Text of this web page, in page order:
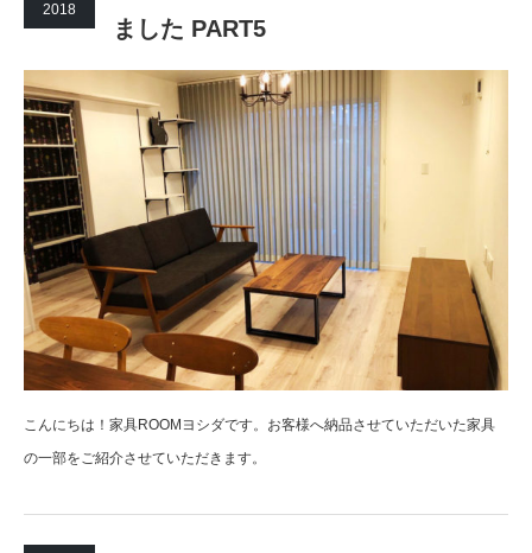
2018
ました PART5
こんにちは！家具ROOMヨシダです。お客様へ納品させていただいた家具
の一部をご紹介させていただきます。